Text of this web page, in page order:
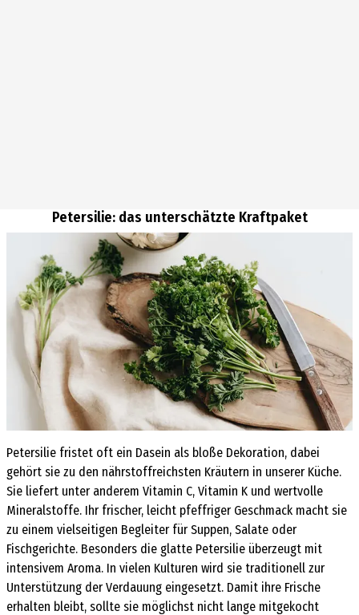
Petersilie: das unterschätzte Kraftpaket
Petersilie fristet oft ein Dasein als bloße Dekoration, dabei
gehört sie zu den nährstoffreichsten Kräutern in unserer Küche.
Sie liefert unter anderem Vitamin C, Vitamin K und wertvolle
Mineralstoffe. Ihr frischer, leicht pfeffriger Geschmack macht sie
zu einem vielseitigen Begleiter für Suppen, Salate oder
Fischgerichte. Besonders die glatte Petersilie überzeugt mit
intensivem Aroma. In vielen Kulturen wird sie traditionell zur
Unterstützung der Verdauung eingesetzt. Damit ihre Frische
erhalten bleibt, sollte sie möglichst nicht lange mitgekocht